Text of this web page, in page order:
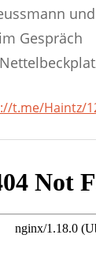
Gespräch
t.me/Haintz/